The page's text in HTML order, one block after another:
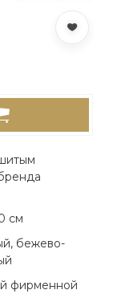
см
бежево-
фирменной